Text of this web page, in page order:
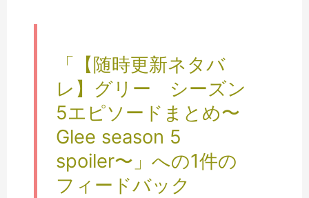
「【随時更新ネタバ
レ】グリー シーズン
5エピソードまとめ〜
Glee season 5
spoiler〜」への1件の
フィードバック